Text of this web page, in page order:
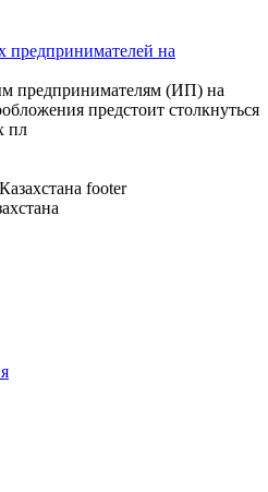
предпринимателей на
предпринимателям (ИП) на
предстоит столкнуться
пл